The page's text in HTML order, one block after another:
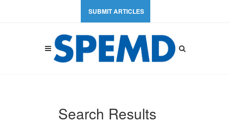
SUBMIT ARTICLES
Search Results